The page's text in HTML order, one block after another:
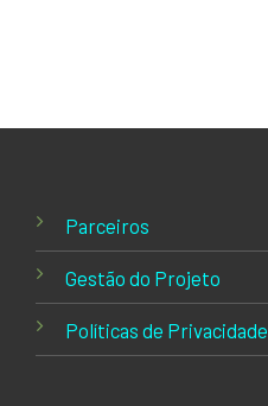
Parceiros
Gestão do Projeto
Políticas de Privacidade